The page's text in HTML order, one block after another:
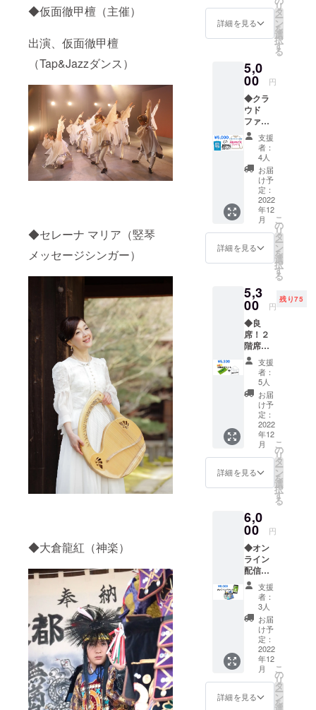
◆仮面徹甲檀（主催）
出演、仮面徹甲檀
（Tap&Jazzダンス）
◆セレーナ マリア（竪琴
メッセージシンガー）
◆大倉龍紅（神楽）
e LIVE
予定 ◆
感謝の
お手紙
詳細を見る
リ
タ
ー
ン
を
選
択
す
る
5,0
00 円
◆クラ
ウド
ファン
ディン
グ限定T
シャツ
(長袖)
色◇ブ
ルー
（色指
定はで
きませ
ん） サ
イズ展
開
◇M/L/L
全てメ
ンズサ
イズ）
※デザイ
ンは画
像を参
照くだ
さい ~
サイズ
詳細~
メンズ
M（レ
ディー
ス M/ L
サイズ
相当）
メンズ
サイズ
相当）
メンズ
LL（レ
ディー
ス
LL/3Lサ
イズ相
当） メ
ンズ3L
※オプ
ション
にてサ
イズを
お選び
くださ
い。
支援
者：
4人
お届
け予
定：
2022
年12
月
詳細を見る
こ
の
リ
タ
ー
ン
を
選
択
す
る
5,3
00 円
残り75
◆良
席！２
階席チ
ケット※
先着順
（12/11
(日) 当
日のみ
有効）
◆感謝
のお手
支援
者：
5人
お届
け予
定：
2022
年12
月
詳細を見る
こ
の
リ
タ
ー
ン
を
選
択
す
る
6,0
00 円
◆オン
ライン
配信用
チケッ
ト
（12/11
のみ有
効） ※
オンラ
イン配
信は、
YouTub
e LIVE
予定 ◆
作品
支援
者：
3人
お届
け予
定：
2022
年12
月
詳細を見る
こ
の
リ
タ
ー
ン
を